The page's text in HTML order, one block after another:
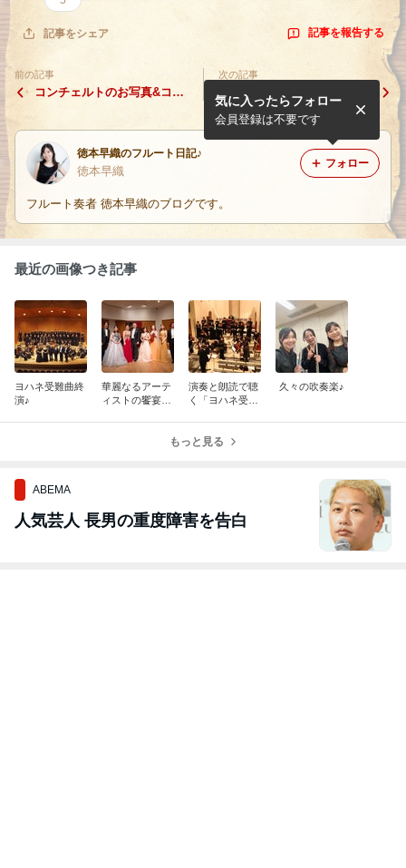
記事をシェア 記事を報告する
前の記事
コンチェルトのお写真&コン
次の記事
アナログテープレコーダーで
の収録
徳本早織のフルート日記♪
徳本早織
フルート奏者 徳本早織のブログです。
気に入ったらフォロー
会員登録は不要です
フォロー
最近の画像つき記事
ヨハネ受難曲終
演♪
華麗なるアーテ
ィストの饗宴Ⅵ
演奏と朗読で聴
く「ヨハネ受難
久々の吹奏楽♪
もっと見る
ABEMA
人気芸人 長男の重度障害を告白